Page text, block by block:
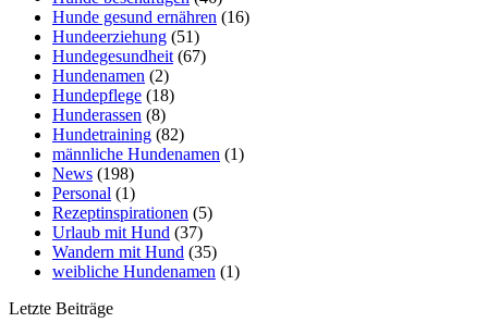
Hunde gesund ernähren (16)
Hundeerziehung (51)
Hundegesundheit (67)
Hundenamen (2)
Hundepflege (18)
Hunderassen (8)
Hundetraining (82)
männliche Hundenamen (1)
News (198)
Personal (1)
Rezeptinspirationen (5)
Urlaub mit Hund (37)
Wandern mit Hund (35)
weibliche Hundenamen (1)
Letzte Beiträge